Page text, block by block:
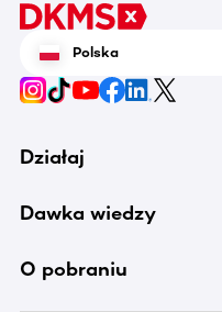
Polska
Działaj
Dawka wiedzy
O pobraniu